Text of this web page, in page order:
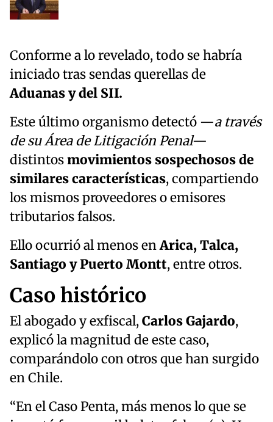
Conforme a lo revelado, todo se habría
iniciado tras sendas querellas de
Aduanas y del SII.
Este último organismo detectó —a través
de su Área de Litigación Penal—
distintosmovimientos sospechosos de
similares características, compartiendo
los mismos proveedores o emisores
tributarios falsos.
Ello ocurrió al menos enArica, Talca,
Santiago y Puerto Montt, entre otros.
Caso histórico
El abogado y exfiscal,Carlos Gajardo,
explicó la magnitud de este caso,
comparándolo con otros que han surgido
en Chile.
“En el Caso Penta, más menos lo que se